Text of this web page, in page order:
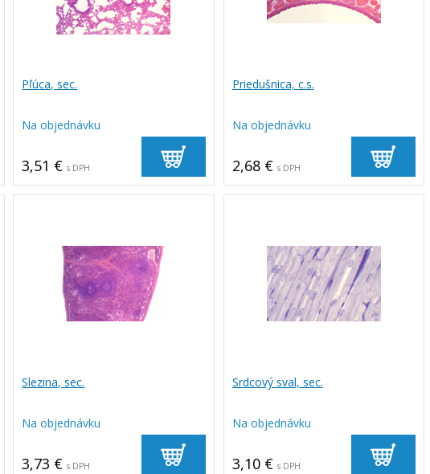
Pľúca, sec.
Na objednávku
3,51 € s DPH
Priedušnica, c.s.
Na objednávku
2,68 € s DPH
Slezina, sec.
Na objednávku
3,73 € s DPH
Srdcový sval, sec.
Na objednávku
3,10 € s DPH